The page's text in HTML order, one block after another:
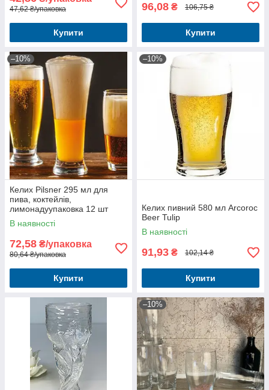
47,62 ₴/упаковка
Купити
96,08 ₴ 106,75 ₴
Купити
–10%
Келих Pilsner 295 мл для
пива, коктейлів,
лимонадуупаковка 12 шт
В наявності
72,58 ₴/упаковка
80,64 ₴/упаковка
Купити
–10%
Келих пивний 580 мл Arcoroc
Beer Tulip
В наявності
91,93 ₴ 102,14 ₴
Купити
–10%